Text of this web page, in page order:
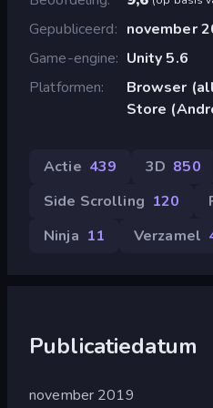
Gepubliceerd
november
Game-engine
Unity 5.6
Platformen
Browser
Store
Actie 439 3D 850
Side Scrolling 120
Ninja 11 Verzamel
Publicatiedatum
november 2019